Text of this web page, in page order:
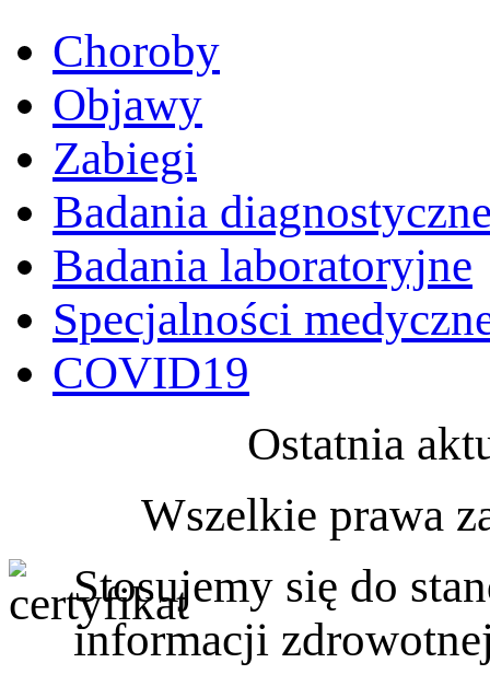
Choroby
Objawy
Zabiegi
Badania
Badania laboratoryjne
Specjalności
COVID19
Ostatnia
Wszelkie prawa
Stosujemy się do
informacji